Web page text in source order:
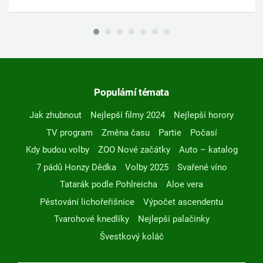
Populární témata
Jak zhubnout Nejlepší filmy 2024
Nejlepší horory
TV program
Změna času Partie
Počasí
Kdy budou volby
ZOO Nové začátky
Auto – katalog
7 pádů Honzy Dědka
Volby 2025
Svařené víno
Tatarák podle Pohlreicha
Aloe vera
Pěstování lichořeřišnice
Výpočet ascendentu
Tvarohové knedlíky
Nejlepší palačinky
Švestkový koláč